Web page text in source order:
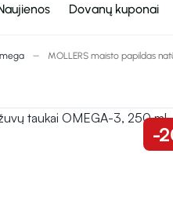
Dovanų kuponai
MOLLERS maisto papildas
-